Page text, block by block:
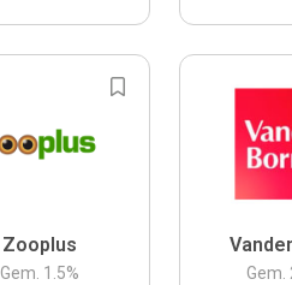
Zooplus
Gem. 1.5% Gem.